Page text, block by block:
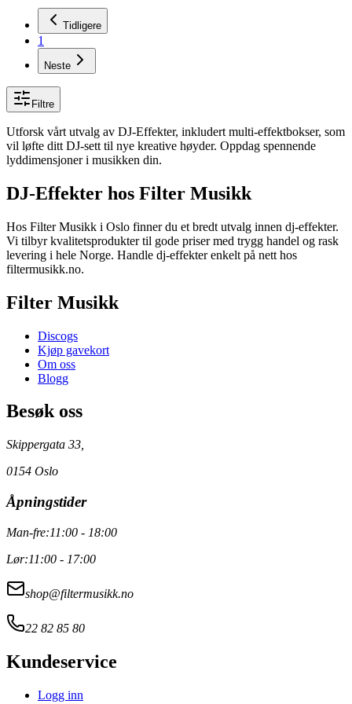
Tidligere
1
Neste
Filtre
Utforsk vårt utvalg av DJ-Effekter, inkludert multi-effektbokser, som
vil løfte ditt DJ-sett til nye kreative høyder. Oppdag spennende
lyddimensjoner i musikken din.
DJ-Effekter hos Filter Musikk
Hos Filter Musikk i Oslo finner du et bredt utvalg innen dj-effekter.
Vi tilbyr kvalitetsprodukter til gode priser med trygg handel og rask
levering i hele Norge. Handle dj-effekter enkelt på nett hos
filtermusikk.no.
Filter Musikk
Discogs
Kjøp gavekort
Om oss
Blogg
Besøk oss
Skippergata 33,
0154 Oslo
Åpningstider
Man-fre:11:00 - 18:00
Lør:11:00 - 17:00
shop@filtermusikk.no
22 82 85 80
Kundeservice
Logg inn